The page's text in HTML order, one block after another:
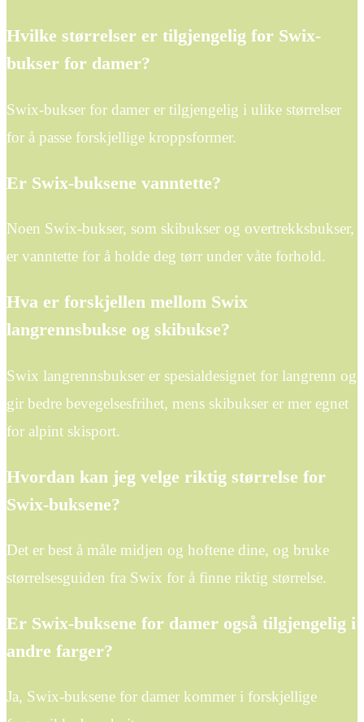
Hvilke størrelser er tilgjengelig for Swix-
bukser for damer?
Swix-bukser for damer er tilgjengelig i ulike størrelser
for å passe forskjellige kroppsformer.
Er Swix-buksene vanntette?
Noen Swix-bukser, som skibukser og overtrekksbukser,
er vanntette for å holde deg tørr under våte forhold.
Hva er forskjellen mellom Swix
langrennsbukse og skibukse?
Swix langrennsbukser er spesialdesignet for langrenn og
gir bedre bevegelsesfrihet, mens skibukser er mer egnet
for alpint skisport.
Hvordan kan jeg velge riktig størrelse for
Swix-buksene?
Det er best å måle midjen og hoftene dine, og bruke
størrelsesguiden fra Swix for å finne riktig størrelse.
Er Swix-buksene for damer også tilgjengelig i
andre farger?
Ja, Swix-buksene for damer kommer i forskjellige